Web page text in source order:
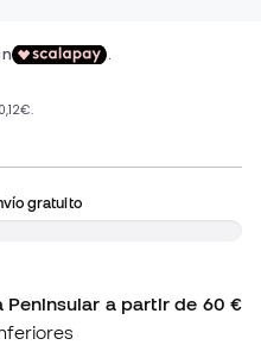
gratuito
Peninsular a partir de 60 €